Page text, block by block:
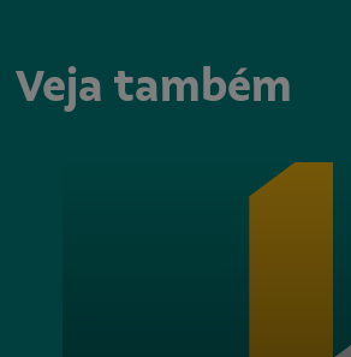
Veja também